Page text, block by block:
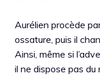
Aurélien procède
ossature, puis il
Ainsi, même si
il ne dispose pas